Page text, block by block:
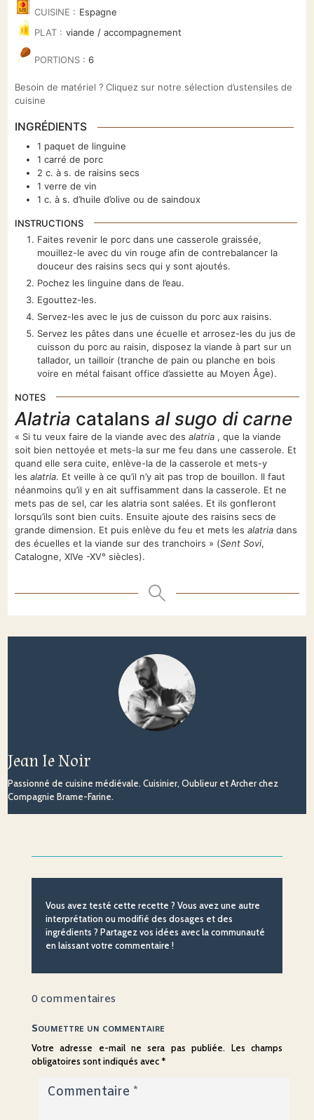
CUISINE : Espagne
PLAT : viande / accompagnement
PORTIONS :6
Besoin de matériel ? Cliquez sur notre sélection d’ustensiles de
cuisine
INGRÉDIENTS
1 paquet de linguine
1 carré de porc
2 c. à s. de raisins secs
1 verre de vin
1 c. à s. d’huile d’olive ou de saindoux
INSTRUCTIONS
Faites revenir le porc dans une casserole graissée,
mouillez-le avec du vin rouge afin de contrebalancer la
douceur des raisins secs qui y sont ajoutés.
Pochez les linguine dans de l’eau.
Egouttez-les.
Servez-les avec le jus de cuisson du porc aux raisins.
Servez les pâtes dans une écuelle et arrosez-les du jus de
cuisson du porc au raisin, disposez la viande à part sur un
tallador, un tailloir (tranche de pain ou planche en bois
voire en métal faisant office d’assiette au Moyen Âge).
NOTES
Alatria catalansal sugo di carne
« Si tu veux faire de la viande avec des alatria , que la viande
soit bien nettoyée et mets-la sur me feu dans une casserole. Et
quand elle sera cuite, enlève-la de la casserole et mets-y
lesalatria. Et veille à ce qu’il n’y ait pas trop de bouillon. Il faut
néanmoins qu’il y en ait suffisamment dans la casserole. Et ne
mets pas de sel, car les alatria sont salées. Et ils gonfleront
lorsqu’ils sont bien cuits. Ensuite ajoute des raisins secs de
grande dimension. Et puis enlève du feu et mets lesalatria dans
des écuelles et la viande sur des tranchoirs » (Sent Sovi,
Catalogne, XIVe -XV° siècles).
Jean le Noir
Passionné de cuisine médiévale. Cuisinier, Oublieur et Archer chez
Compagnie Brame-Farine.
Vous avez testé cette recette ? Vous avez une autre
interprétation ou modifié des dosages et des
ingrédients ? Partagez vos idées avec la communauté
en laissant votre commentaire !
0 commentaires
Soumettre un commentaire
Votre adresse e-mail ne sera pas publiée. Les champs
obligatoires sont indiqués avec *